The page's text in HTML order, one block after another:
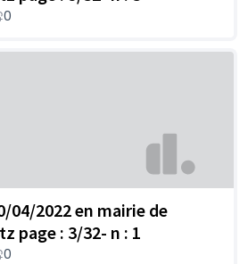
0
04/2022 en mairie de
page : 3/32- n : 1
0